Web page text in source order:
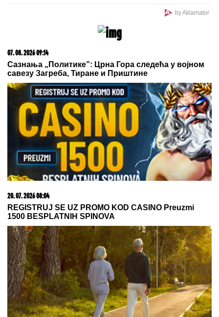
(VIDEO) ĐINA DŽINOVIĆ PALA NA KOLENA ISPRED
DRUGARICEĆerka Harisa Džinovića u transu na
Cecinom koncertu, haljina sa prorezima pokazala
previše
"KAD SAM SE OŽENIO IMAO SAM
priznao da je vara na svakom
koraku: "Skoro svi na estradi imaju
paralelne veze"
OVO JE NAJLEPŠA VILA U
BEOGRADUNaš sportista kupio
kuću od TRI MILIONA EVRA, a ne
živi u Srbiji: Ima privatan bazen i
fitnes salu